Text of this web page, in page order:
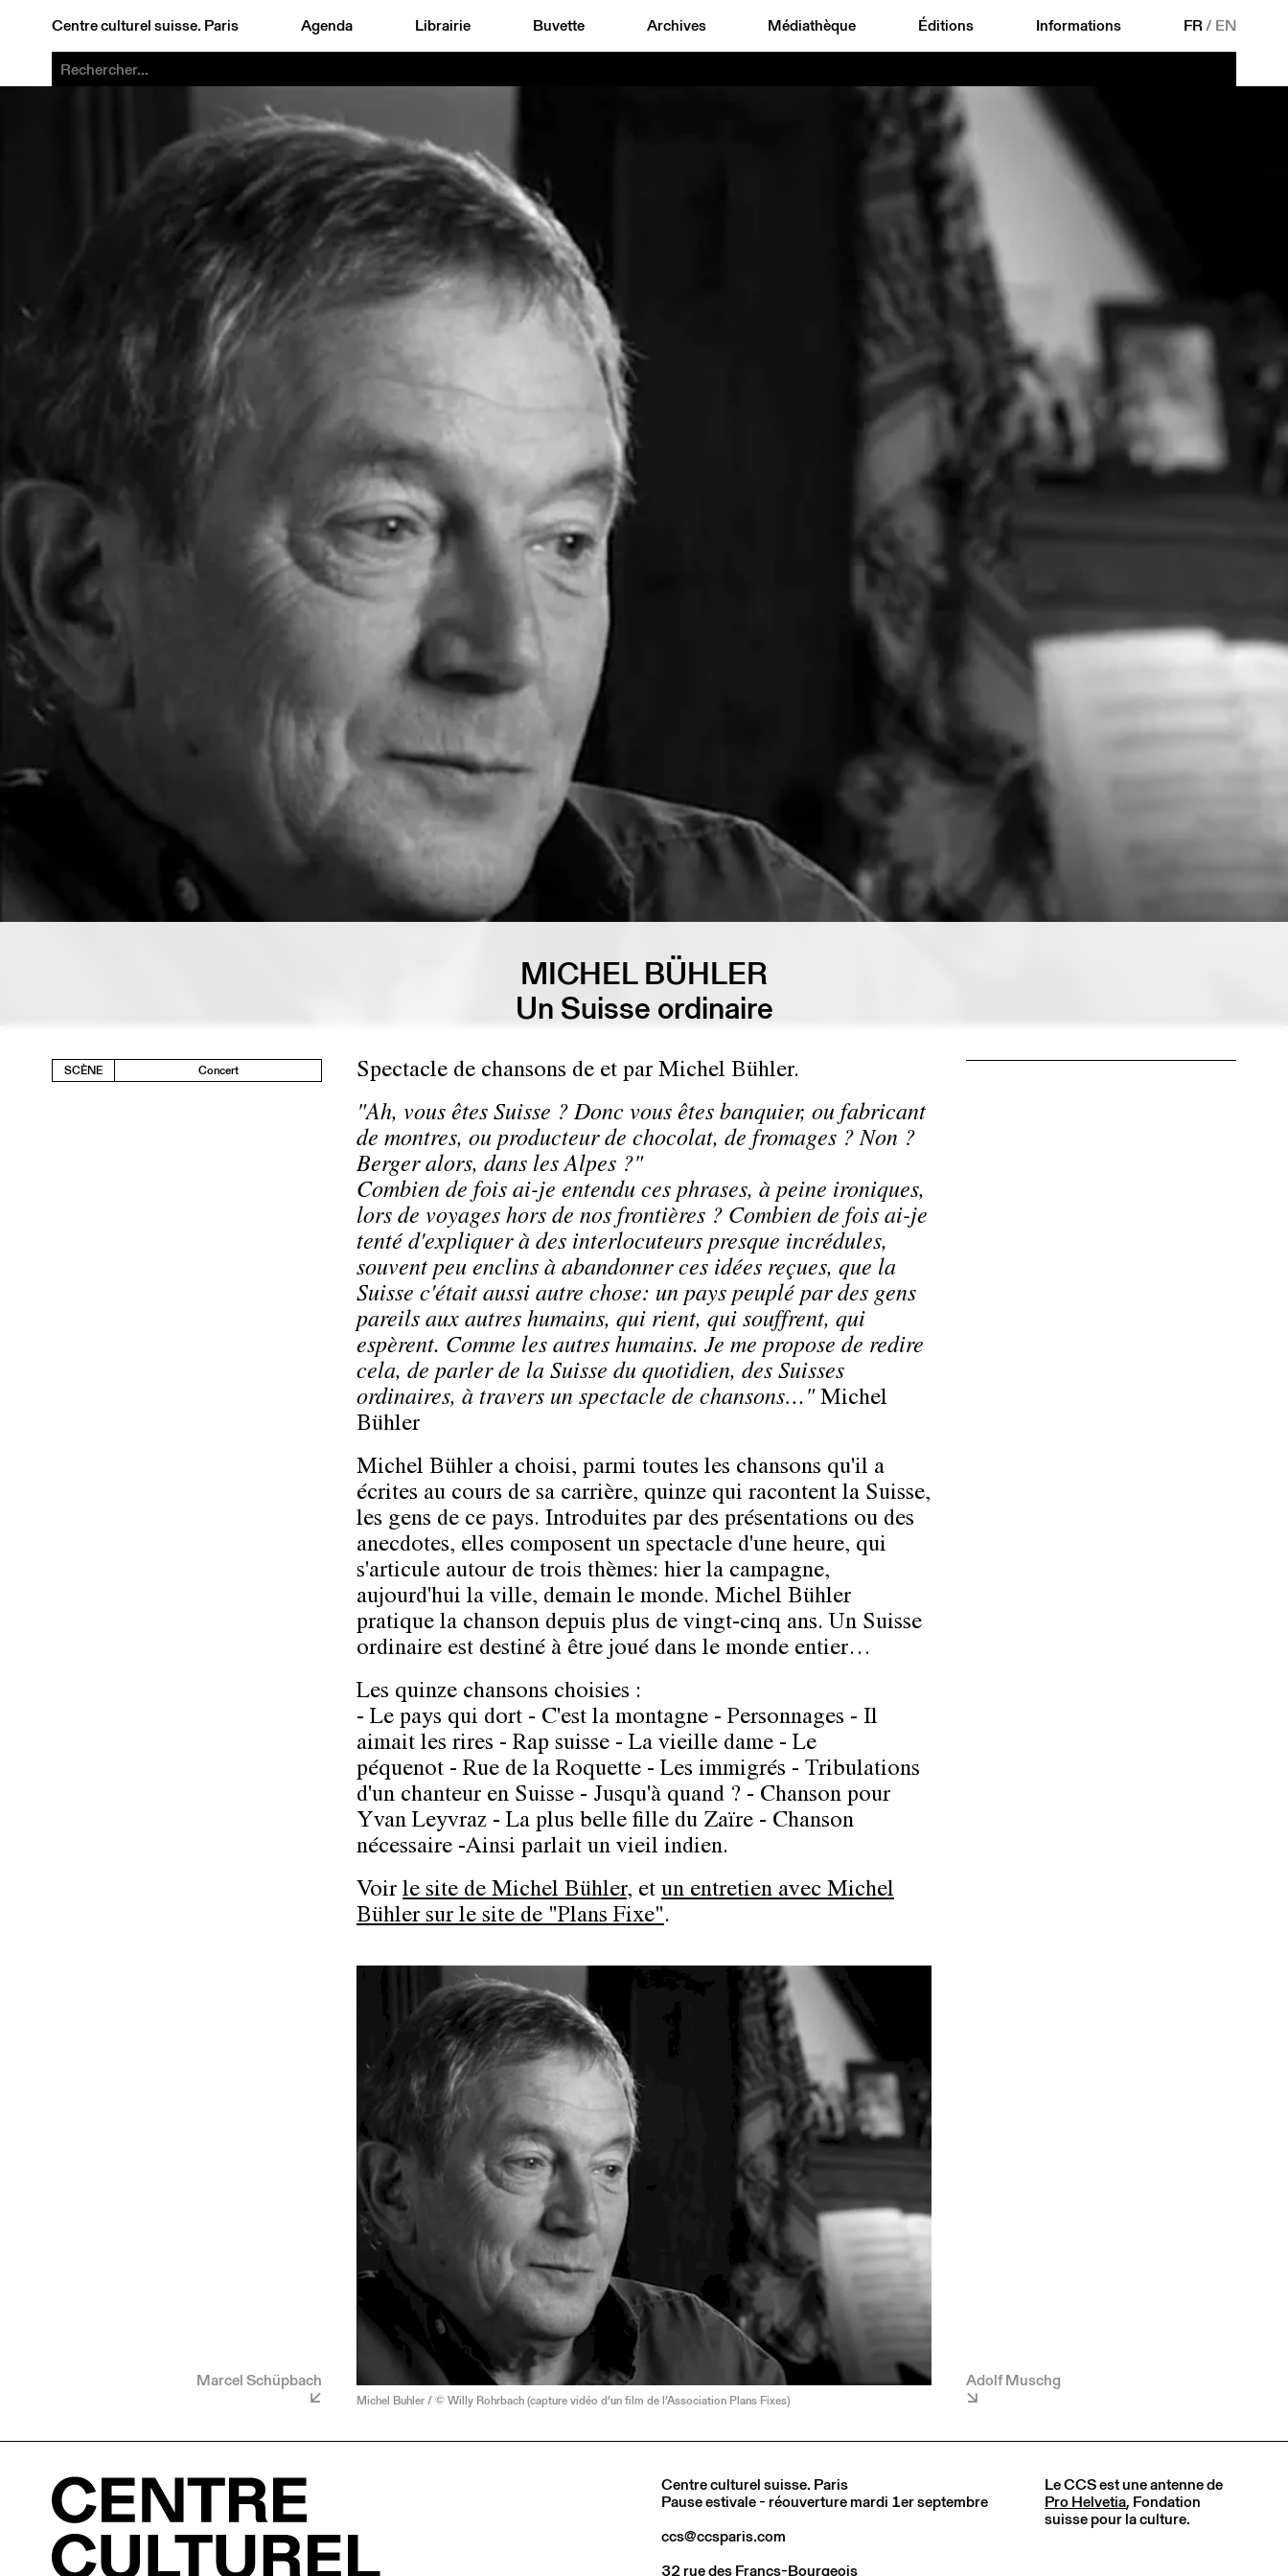
Centre culturel suisse. Paris Agenda Librairie Buvette Archives Médiathèque Éditions Informations FR/ EN
MICHEL BÜHLER
Un Suisse ordinaire
SCÈNE Concert
Marcel Schüpbach
Spectacle de chansons de et par Michel Bühler.
"Ah, vous êtes Suisse ? Donc vous êtes banquier, ou fabricant
de montres, ou producteur de chocolat, de fromages ? Non ?
Berger alors, dans les Alpes ?"
Combien de fois ai-je entendu ces phrases, à peine ironiques,
lors de voyages hors de nos frontières ? Combien de fois ai-je
tenté d'expliquer à des interlocuteurs presque incrédules,
souvent peu enclins à abandonner ces idées reçues, que la
Suisse c'était aussi autre chose: un pays peuplé par des gens
pareils aux autres humains, qui rient, qui souffrent, qui
espèrent. Comme les autres humains. Je me propose de redire
cela, de parler de la Suisse du quotidien, des Suisses
ordinaires, à travers un spectacle de chansons…" Michel
Bühler
Michel Bühler a choisi, parmi toutes les chansons qu'il a
écrites au cours de sa carrière, quinze qui racontent la Suisse,
les gens de ce pays. Introduites par des présentations ou des
anecdotes, elles composent un spectacle d'une heure, qui
s'articule autour de trois thèmes: hier la campagne,
aujourd'hui la ville, demain le monde. Michel Bühler
pratique la chanson depuis plus de vingt-cinq ans. Un Suisse
ordinaire est destiné à être joué dans le monde entier…
Les quinze chansons choisies :
- Le pays qui dort - C'est la montagne - Personnages - Il
aimait les rires - Rap suisse - La vieille dame - Le
péquenot - Rue de la Roquette - Les immigrés - Tribulations
d'un chanteur en Suisse - Jusqu'à quand ? - Chanson pour
Yvan Leyvraz - La plus belle fille du Zaïre - Chanson
nécessaire -Ainsi parlait un vieil indien.
Voir le site de Michel Bühler, et un entretien avec Michel
Bühler sur le site de "Plans Fixe".
Michel Buhler / © Willy Rohrbach (capture vidéo d’un film de l’Association Plans Fixes)
Adolf Muschg
Centre culturel suisse. Paris
Pause estivale - réouverture mardi 1er septembre
ccs@ccsparis.com
32 rue des Francs-Bourgeois
Le CCS est une antenne de
Pro Helvetia, Fondation
suisse pour la culture.